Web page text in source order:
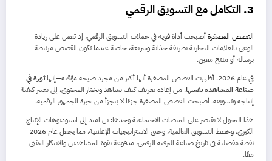
3. التكامل مع التسويق الرقمي
القصص المصغرةأصبحت أداة قوية في حملات التسويق الرقمي، إذ تعمل على زيادة
الوعي بالعلامات التجارية بطريقة جذابة وسريعة، خاصة عندما تكون القصص مرتبطة
برسالة أو منتج معين.
في عام 2026، أظهرت القصص المصغرة أنها أكثر من مجرد صيحة مؤقتة—إنها
ثورة في
صناعة المشاهدة نفسها. من إعادة تعريف كيف نشاهد ونختار المحتوى، إلى تغيير كيفية
إنتاجه وتسويقه، أصبحت القصص المصغرة جزءًا لا يتجزأ من خبرة الجمهور الرقمية.
هذا التحول لا يقتصر على المنصات الاجتماعية وحدها؛ بل امتد إلى استوديوهات الإنتاج
الكبرى، وخطط التسويق العالمية، وحتى الاستراتيجيات الإعلانية، مما يجعل عام 2026
نقطة مفصلية في تاريخ صناعة الترفيه الرقمي، مدفوعة بقوة المشاهدين والابتكار التقني
معًا.